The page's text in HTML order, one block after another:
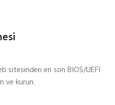
sitesinden en son BIOS/UEFI
ve kurun.